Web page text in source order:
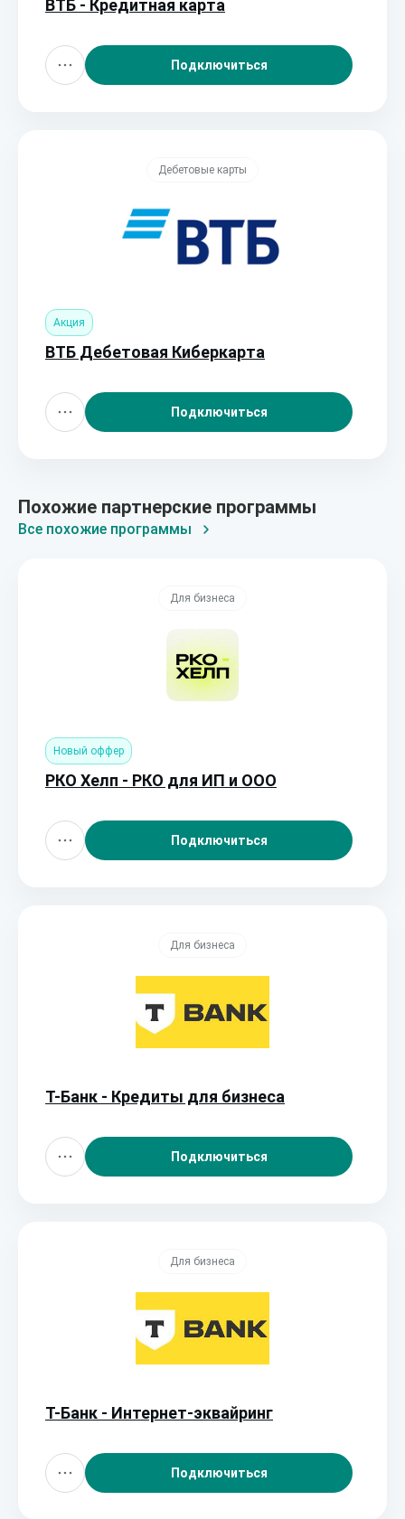
ВТБ - Кредитная карта
Подключиться
Дебетовые карты
Акция
ВТБ Дебетовая Киберкарта
Подключиться
Похожие партнерские программы
Все похожие программы
Для бизнеса
Новый оффер
РКО Хелп - РКО для ИП и ООО
Подключиться
Для бизнеса
Т-Банк - Кредиты для бизнеса
Подключиться
Для бизнеса
Т-Банк - Интернет-эквайринг
Подключиться